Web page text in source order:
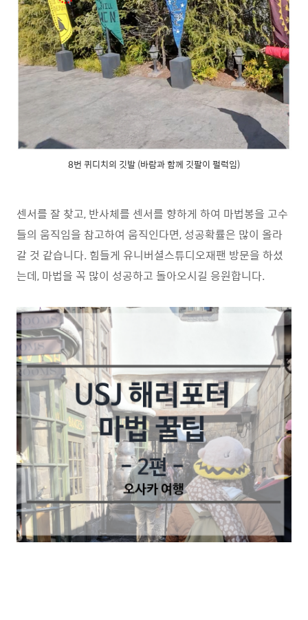
8번 퀴디치의 깃발 (바람과 함께 깃팔이 펄럭임)
센서를 잘 찾고, 반사체를 센서를 향하게 하여 마법봉을 고수
들의 움직임을 참고하여 움직인다면, 성공확률은 많이 올라
갈 것 같습니다. 힘들게 유니버셜스튜디오재팬 방문을 하셨
는데, 마법을 꼭 많이 성공하고 돌아오시길 응원합니다.